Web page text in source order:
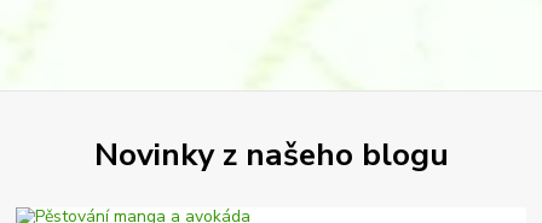
Novinky z našeho blogu